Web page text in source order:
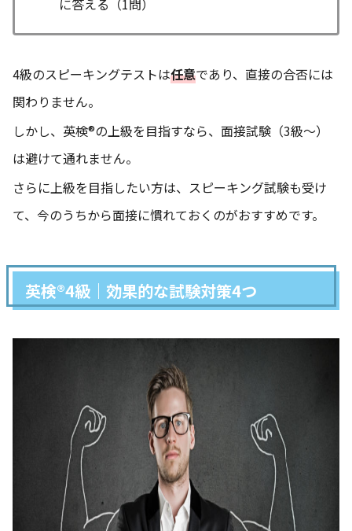
に答える（1問）
4級のスピーキングテストは任意であり、直接の合否には
関わりません。
しかし、英検®の上級を目指すなら、面接試験（3級〜）
は避けて通れません。
さらに上級を目指したい方は、スピーキング試験も受け
て、今のうちから面接に慣れておくのがおすすめです。
英検®4級｜効果的な試験対策4つ